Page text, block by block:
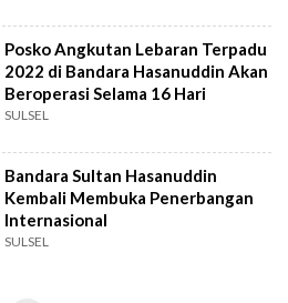
Posko Angkutan Lebaran Terpadu
2022 di Bandara Hasanuddin Akan
Beroperasi Selama 16 Hari
SULSEL
Bandara Sultan Hasanuddin
Kembali Membuka Penerbangan
Internasional
SULSEL